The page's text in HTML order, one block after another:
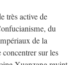
très active de
du
de la
sur les